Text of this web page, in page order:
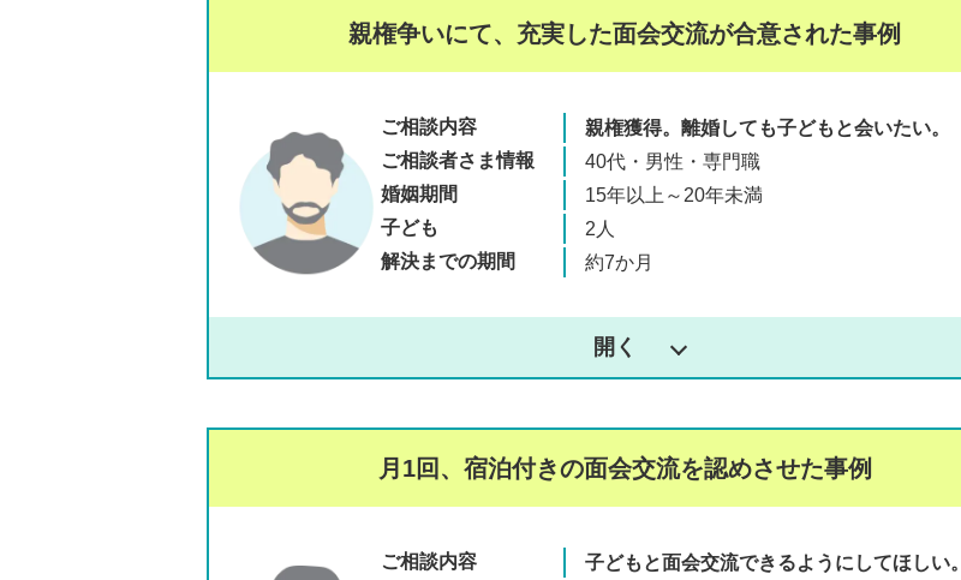
親権争いにて、充実した面会交流が合意された事例
ご相談内容 親権獲得。離婚しても子どもと会いたい。
ご相談者さま情報
40代・男性・専門職
婚姻期間
15年以上～20年未満
子ども
2人
解決までの期間
約7か月
月1回、宿泊付きの面会交流を認めさせた事例
ご相談内容
子どもと面会交流できるようにしてほしい。